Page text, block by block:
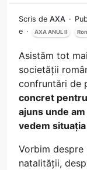
Scris de AXA
e
AXA ANUL II
Asistăm tot
societății
confruntări de
concret
ajuns unde
vedem
Vorbim despre
natalității,